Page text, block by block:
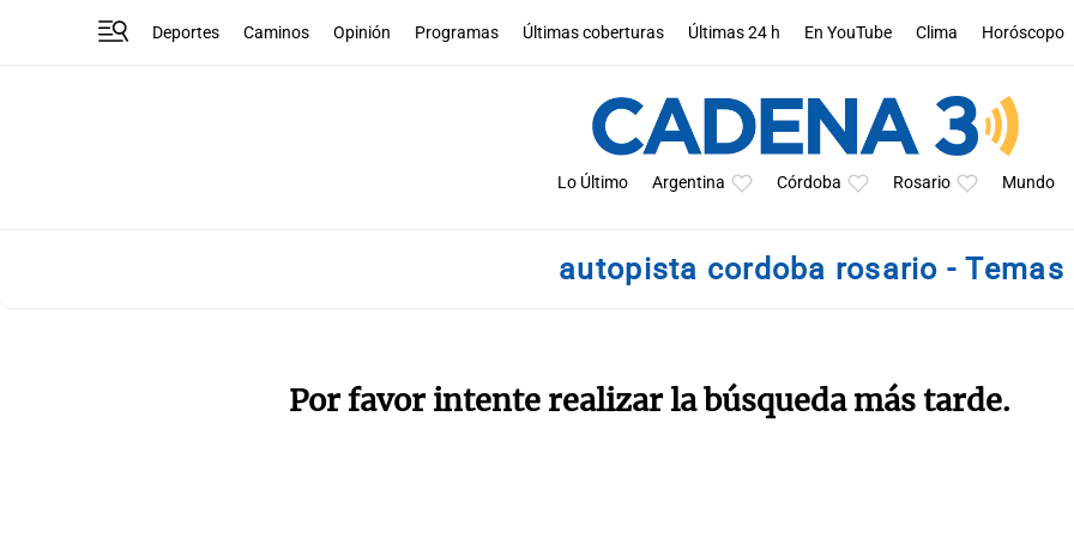
Deportes Caminos Opinión Programas Últimas coberturas Últimas 24 h En YouTube Clima Horóscopo
Lo Último Argentina Córdoba Rosario Mundo
autopista cordoba rosario - Temas
Por favor intente realizar la búsqueda más tarde.